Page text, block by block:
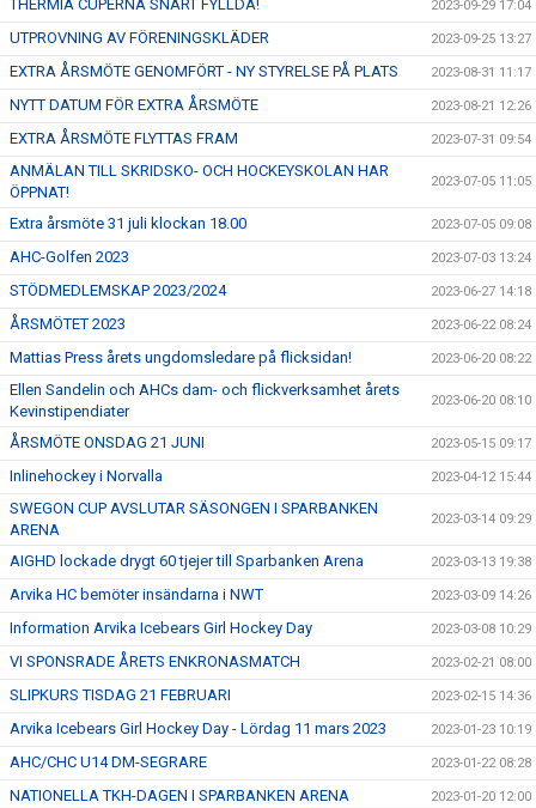
THERMIA CUPERNA SNART FYLLDA! 2023-09-29 17:04
UTPROVNING AV FÖRENINGSKLÄDER 2023-09-25 13:27
EXTRA ÅRSMÖTE GENOMFÖRT - NY STYRELSE PÅ PLATS 2023-08-31 11:17
NYTT DATUM FÖR EXTRA ÅRSMÖTE 2023-08-21 12:26
EXTRA ÅRSMÖTE FLYTTAS FRAM 2023-07-31 09:54
ANMÄLAN TILL SKRIDSKO- OCH HOCKEYSKOLAN HAR
ÖPPNAT!
2023-07-05 11:05
Extra årsmöte 31 juli klockan 18.00 2023-07-05 09:08
AHC-Golfen 2023 2023-07-03 13:24
STÖDMEDLEMSKAP 2023/2024 2023-06-27 14:18
ÅRSMÖTET 2023 2023-06-22 08:24
Mattias Press årets ungdomsledare på flicksidan! 2023-06-20 08:22
Ellen Sandelin och AHCs dam- och flickverksamhet årets
Kevinstipendiater
2023-06-20 08:10
ÅRSMÖTE ONSDAG 21 JUNI 2023-05-15 09:17
Inlinehockey i Norvalla 2023-04-12 15:44
SWEGON CUP AVSLUTAR SÄSONGEN I SPARBANKEN
ARENA
2023-03-14 09:29
AIGHD lockade drygt 60 tjejer till Sparbanken Arena 2023-03-13 19:38
Arvika HC bemöter insändarna i NWT 2023-03-09 14:26
Information Arvika Icebears Girl Hockey Day 2023-03-08 10:29
VI SPONSRADE ÅRETS ENKRONASMATCH 2023-02-21 08:00
SLIPKURS TISDAG 21 FEBRUARI 2023-02-15 14:36
Arvika Icebears Girl Hockey Day - Lördag 11 mars 2023 2023-01-23 10:19
AHC/CHC U14 DM-SEGRARE 2023-01-22 08:28
NATIONELLA TKH-DAGEN I SPARBANKEN ARENA 2023-01-20 12:00